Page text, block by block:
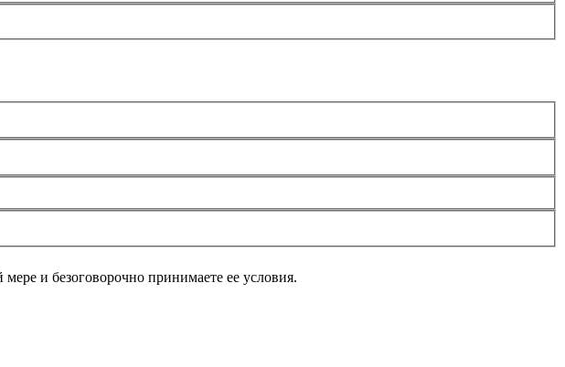
мере и безоговорочно принимаете ее условия.